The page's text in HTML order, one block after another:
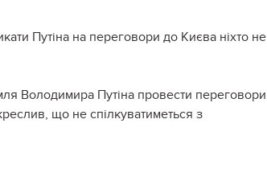
Путіна на переговори до Києва ніхто не
Володимира Путіна провести переговори
що не спілкуватиметься з